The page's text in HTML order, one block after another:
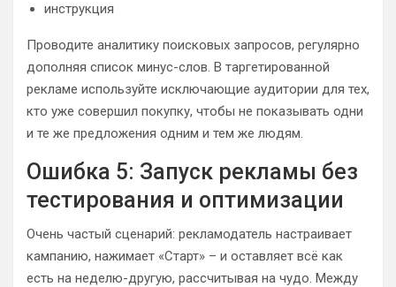
инструкция
Проводите аналитику поисковых запросов, регулярно
дополняя список минус-слов. В таргетированной
рекламе используйте исключающие аудитории для тех,
кто уже совершил покупку, чтобы не показывать одни
и те же предложения одним и тем же людям.
Ошибка 5: Запуск рекламы без
тестирования и оптимизации
Очень частый сценарий: рекламодатель настраивает
кампанию, нажимает «Старт» – и оставляет всё как
есть на неделю-другую, рассчитывая на чудо. Между